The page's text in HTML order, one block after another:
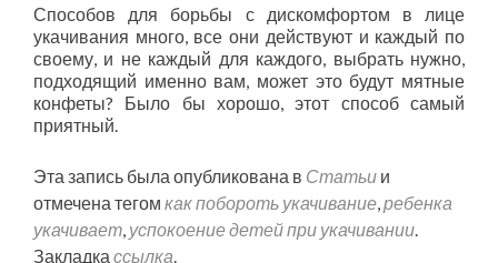
Способов для борьбы с дискомфортом в лице
укачивания много, все они действуют и каждый по
своему, и не каждый для каждого, выбрать нужно,
подходящий именно вам, может это будут мятные
конфеты? Было бы хорошо, этот способ самый
приятный.
Эта запись была опубликована в Статьи и
отмечена тегом как побороть укачивание,ребенка
укачивает, успокоение детей при укачивании.
Закладка ссылка.